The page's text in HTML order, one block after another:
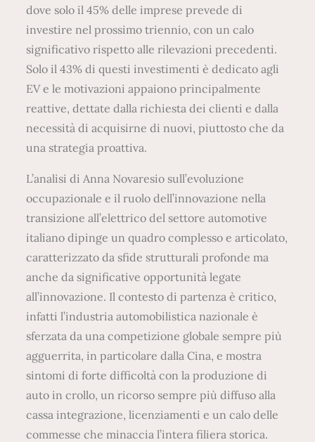
dove solo il 45% delle imprese prevede di
investire nel prossimo triennio, con un calo
significativo rispetto alle rilevazioni precedenti.
Solo il 43% di questi investimenti è dedicato agli
EV e le motivazioni appaiono principalmente
reattive, dettate dalla richiesta dei clienti e dalla
necessità di acquisirne di nuovi, piuttosto che da
una strategia proattiva.
L’analisi di Anna Novaresio sull’evoluzione
occupazionale e il ruolo dell’innovazione nella
transizione all’elettrico del settore automotive
italiano dipinge un quadro complesso e articolato,
caratterizzato da sfide strutturali profonde ma
anche da significative opportunità legate
all’innovazione. Il contesto di partenza è critico,
infatti l’industria automobilistica nazionale è
sferzata da una competizione globale sempre più
agguerrita, in particolare dalla Cina, e mostra
sintomi di forte difficoltà con la produzione di
auto in crollo, un ricorso sempre più diffuso alla
cassa integrazione, licenziamenti e un calo delle
commesse che minaccia l’intera filiera storica.